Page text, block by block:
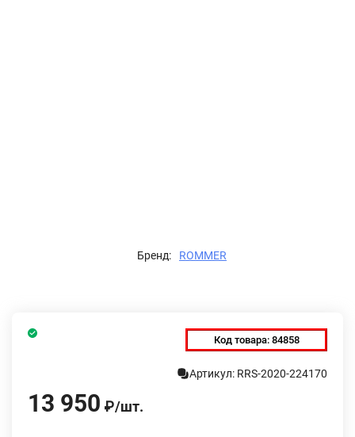
Бренд: ROMMER
Код товара: 84858
Артикул: RRS-2020-224170
13 950 ₽/шт.